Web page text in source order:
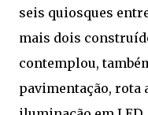
seis quiosques
mais dois
contemplou,
pavimentação, rota